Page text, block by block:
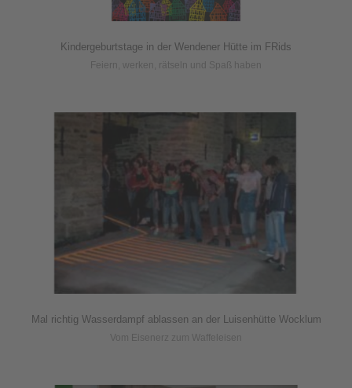
Kindergeburtstage in der Wendener Hütte im FRids
Feiern, werken, rätseln und Spaß haben
Mal richtig Wasserdampf ablassen an der Luisenhütte Wocklum
Vom Eisenerz zum Waffeleisen